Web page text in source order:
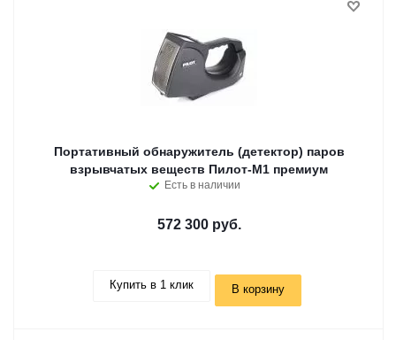
Портативный обнаружитель (детектор) паров
взрывчатых веществ Пилот-М1 премиум
Есть в наличии
572 300 руб.
Купить в 1 клик В корзину